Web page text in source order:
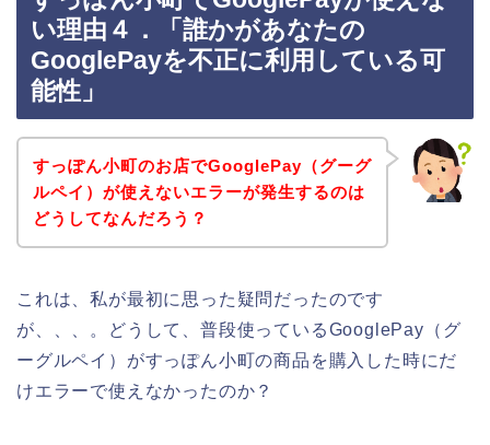
い理由４．「誰かがあなたの
GooglePayを不正に利用している可
能性」
すっぽん小町のお店でGooglePay（グーグ
ルペイ）が使えないエラーが発生するのは
どうしてなんだろう？
これは、私が最初に思った疑問だったのです
が、、、。どうして、普段使っているGooglePay（グ
ーグルペイ）がすっぽん小町の商品を購入した時にだ
けエラーで使えなかったのか？